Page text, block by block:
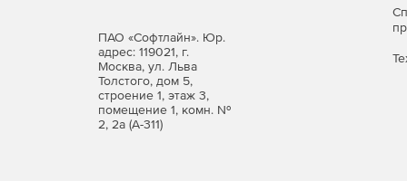
Обновления сохраняют обратную
Лицензирование и
Расширенная редакция
ПАО «Софтлайн». Юр.
адрес: 119021, г.
Москва, ул. Льва
Толстого, дом 5,
строение 1, этаж 3,
помещение 1, комн. №
2, 2а (А-311)